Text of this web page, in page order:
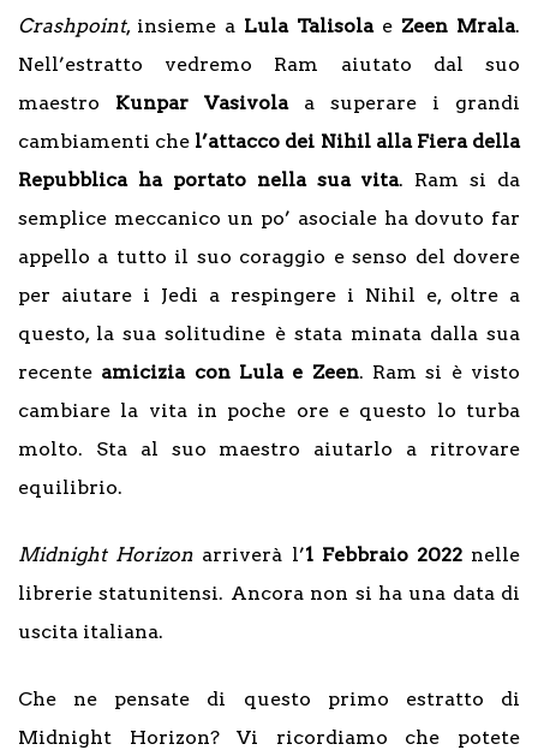
Crashpoint, insieme a Lula Talisolae Zeen Mrala.
Nell’estratto vedremo Ram aiutato dal suo
maestro Kunpar Vasivolaa superare i grandi
cambiamenti che l’attacco dei Nihil alla Fiera della
Repubblica ha portato nella sua vita. Ram si da
semplice meccanico un po’ asociale ha dovuto far
appello a tutto il suo coraggio e senso del dovere
per aiutare i Jedi a respingere i Nihil e, oltre a
questo, la sua solitudine è stata minata dalla sua
recente amicizia con Lula e Zeen. Ram si è visto
cambiare la vita in poche ore e questo lo turba
molto. Sta al suo maestro aiutarlo a ritrovare
equilibrio.
Midnight Horizon arriverà l’1 Febbraio 2022nelle
librerie statunitensi. Ancora non si ha una data di
uscita italiana.
Che ne pensate di questo primo estratto di
Midnight Horizon? Vi ricordiamo che potete